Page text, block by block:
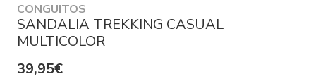
CONGUITOS
SANDALIA TREKKING CASUAL
MULTICOLOR
39,95€